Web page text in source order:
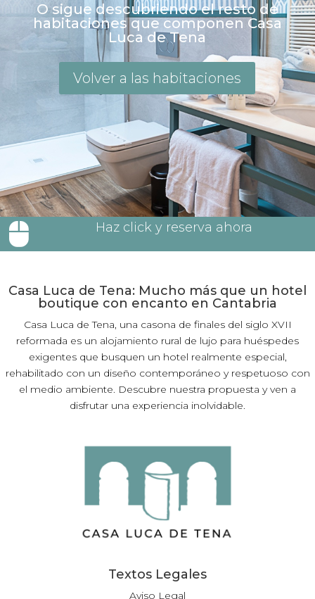
O sigue descubriendo el resto de
habitaciones que componen Casa
Luca de Tena
Volver a las habitaciones
 Haz click y reserva ahora
Casa Luca de Tena: Mucho más que un hotel
boutique con encanto en Cantabria
Casa Luca de Tena, una casona de finales del siglo XVII
reformada es un alojamiento rural de lujo para huéspedes
exigentes que busquen un hotel realmente especial,
rehabilitado con un diseño contemporáneo y respetuoso con
el medio ambiente. Descubre nuestra propuesta y ven a
disfrutar una experiencia inolvidable.
Textos Legales
Aviso Legal